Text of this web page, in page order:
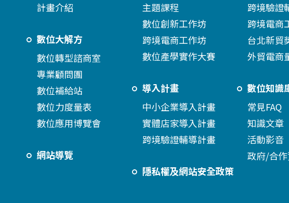
計畫介紹
數位大解方
數位轉型諮商室
專業顧問團
數位補給站
數位力度量表
數位應用博覽會
網站導覽
主題課程
數位創新工作坊
跨境電商工作坊
數位產學實作大賽
導入計畫
中小企業導入計畫
實體店家導入計畫
跨境驗證輔導計畫
隱私權及網站安全政策
跨境驗證
跨境電商
台北新貿
外貿電商
數位知識
常見FAQ
知識文章
活動影音
政府/合